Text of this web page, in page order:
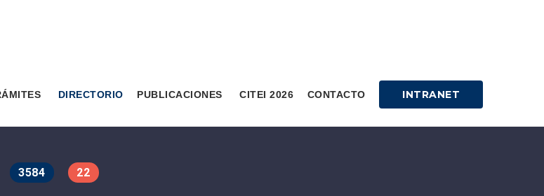
DIRECTORIO PUBLICACIONES CITEI 2026 CONTACTO INTRANET
3584 22